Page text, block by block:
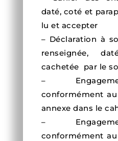
daté, coté et
lu et accepter
– Déclaration à
renseignée,
cachetée par le
–
conformément
annexe dans le
–
conformément